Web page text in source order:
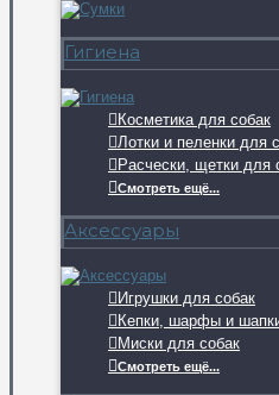
Гигиена
Косметика для собак
Лотки и пеленки для
Расчески, щетки для
Смотреть ещё...
Аксессуары
Игрушки для собак
Кепки, шарфы и
Миски для собак
Смотреть ещё...